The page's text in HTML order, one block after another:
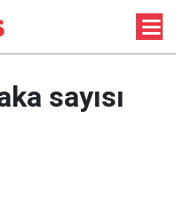
sayısı